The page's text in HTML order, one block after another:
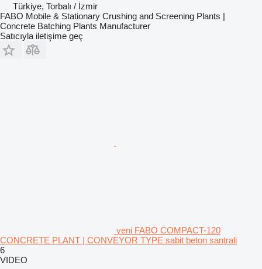
Türkiye, Torbalı / İzmir
FABO Mobile & Stationary Crushing and Screening Plants |
Concrete Batching Plants Manufacturer
Satıcıyla iletişime geç
yeni FABO COMPACT-120
CONCRETE PLANT | CONVEYOR TYPE sabit beton santrali
6
VIDEO